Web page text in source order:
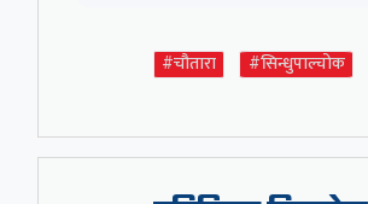
#चौतारा #सिन्धुपाल्चोक